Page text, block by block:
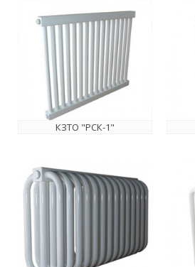
КЗТО "РСК-1"